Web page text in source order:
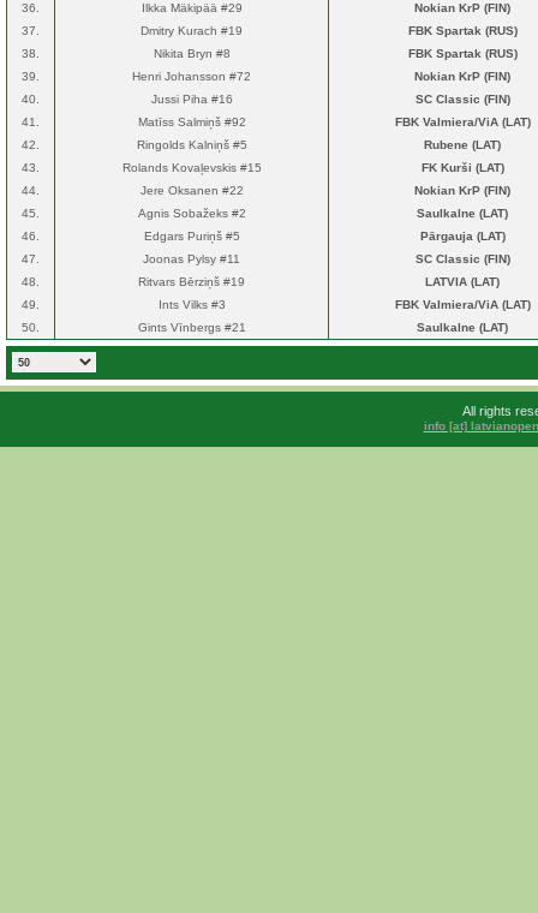
36.
Ilkka Mäkipää #29
Nokian KrP (FIN)
37.
Dmitry Kurach #19
FBK Spartak (RUS)
38.
Nikita Bryn #8
FBK Spartak (RUS)
39.
Henri Johansson #72
Nokian KrP (FIN)
40.
Jussi Piha #16
SC Classic (FIN)
41.
Matīss Salmiņš #92
FBK Valmiera/ViA (LAT)
42.
Ringolds Kalniņš #5
Rubene (LAT)
43.
Rolands Kovaļevskis #15
FK Kurši (LAT)
44.
Jere Oksanen #22
Nokian KrP (FIN)
45.
Agnis Sobažeks #2
Saulkalne (LAT)
46.
Edgars Puriņš #5
Pārgauja (LAT)
47.
Joonas Pylsy #11
SC Classic (FIN)
48.
Ritvars Bērziņš #19
LATVIA (LAT)
49.
Ints Vilks #3
FBK Valmiera/ViA (LAT)
50.
Gints Vīnbergs #21 Saulkalne (LAT)
All rights
info [at]